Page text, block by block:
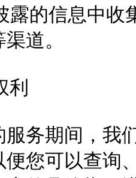
的信息中收
道。
务期间，我
便您可以查询